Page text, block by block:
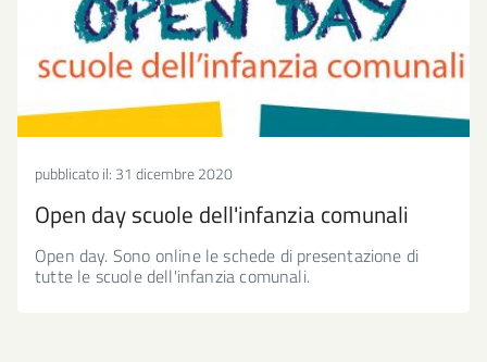
pubblicato il: 31 dicembre 2020
Open day scuole dell'infanzia comunali
Open day. Sono online le schede di presentazione di
tutte le scuole dell'infanzia comunali.